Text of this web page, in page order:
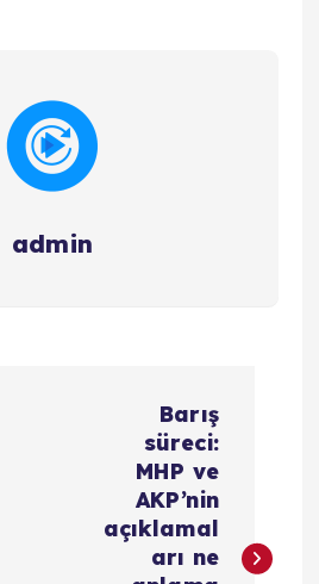
admin
Barış
süreci:
MHP ve
AKP’nin
açıklamal
arı ne